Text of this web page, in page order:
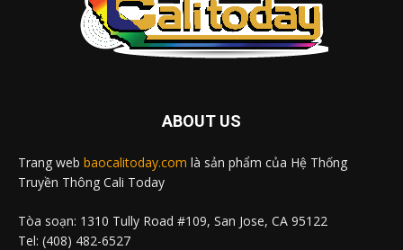
ABOUT US
Trang web baocalitoday.com là sản phẩm của Hệ Thống
Truyền Thông Cali Today
Tòa soạn: 1310 Tully Road #109, San Jose, CA 95122
Tel: (408) 482-6527